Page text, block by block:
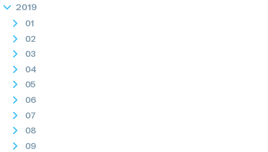
2019
01
02
03
04
05
06
07
08
09